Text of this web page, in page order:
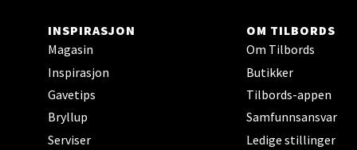
INSPIRASJON
Magasin
Inspirasjon
Gavetips
Bryllup
Serviser
OM TILBORDS
Om Tilbords
Butikker
Tilbords-appen
Samfunnsansvar
Ledige stillinger